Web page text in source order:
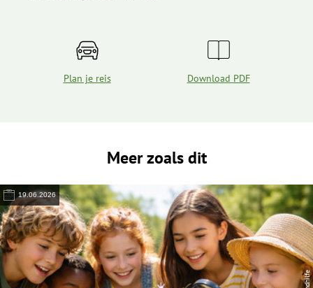
Plan je reis Download PDF
Meer zoals dit
19.06.2026